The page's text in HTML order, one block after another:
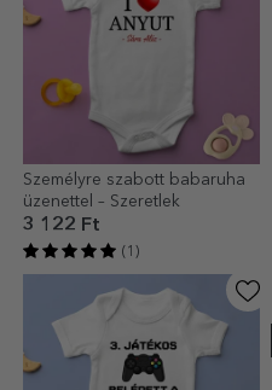
Személyre szabott babaruha
üzenettel – Szeretlek
3 122 Ft
(1)